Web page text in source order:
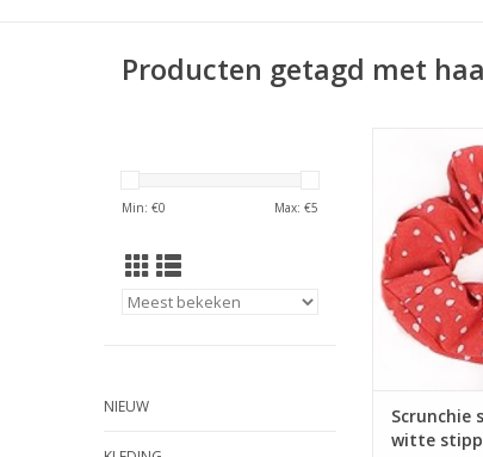
Producten getagd met
Min: €0 Max: €5
NIEUW
TOEVOEGEN
Scrunchie
witte